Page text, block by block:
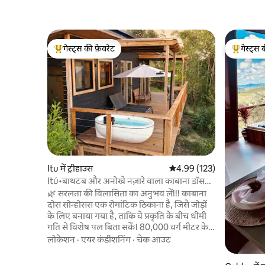
गेस्ट्स का टॉप फ़ेवरेट
गेस्ट्स की फ़ेवरेट
Itu में ट्रीहाउस औसत रेटिंग 5 में से 4.99, 123
4.99 (123)
Itú•बाथटब और अनोखे नज़ारे वाला काबाना डॉस
सोन्होस!
🌿 सरलता की विलासिता का अनुभव लें!!! काबाना
दोस सोन्होसस एक रोमांटिक ठिकाना है, जिसे जोड़ों
के लिए बनाया गया है, ताकि वे प्रकृति के बीच धीमी
गति से विशेष पल बिता सकें। 80,000 वर्ग मीटर के
क्षेत्र में, इसमें एम्मा क्वीन साइज़ बेड, आरामदायक
लोकेशन ·एयर कंडीशनिंग ·चेक आउट
गेस्ट्स का
गेस्ट्स